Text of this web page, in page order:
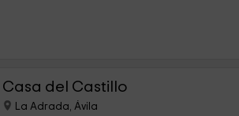
Casa del Castillo
La Adrada, Ávila